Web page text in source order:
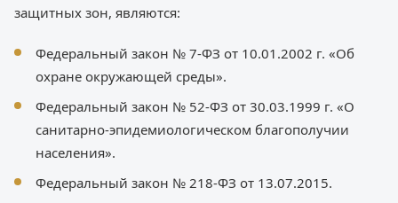
защитных зон, являются:
Федеральный закон № 7-ФЗ от 10.01.2002 г. «Об
охране окружающей среды».
Федеральный закон № 52-ФЗ от 30.03.1999 г. «О
санитарно-эпидемиологическом благополучии
населения».
Федеральный закон № 218-ФЗ от 13.07.2015.